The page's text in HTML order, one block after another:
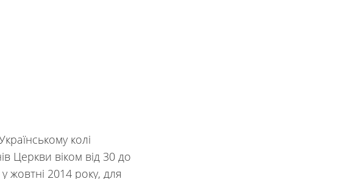
колі
Церкви віком від 30 до
жовтні 2014 року, для